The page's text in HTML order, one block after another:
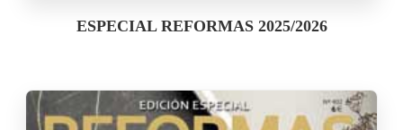
ESPECIAL REFORMAS 2025/2026